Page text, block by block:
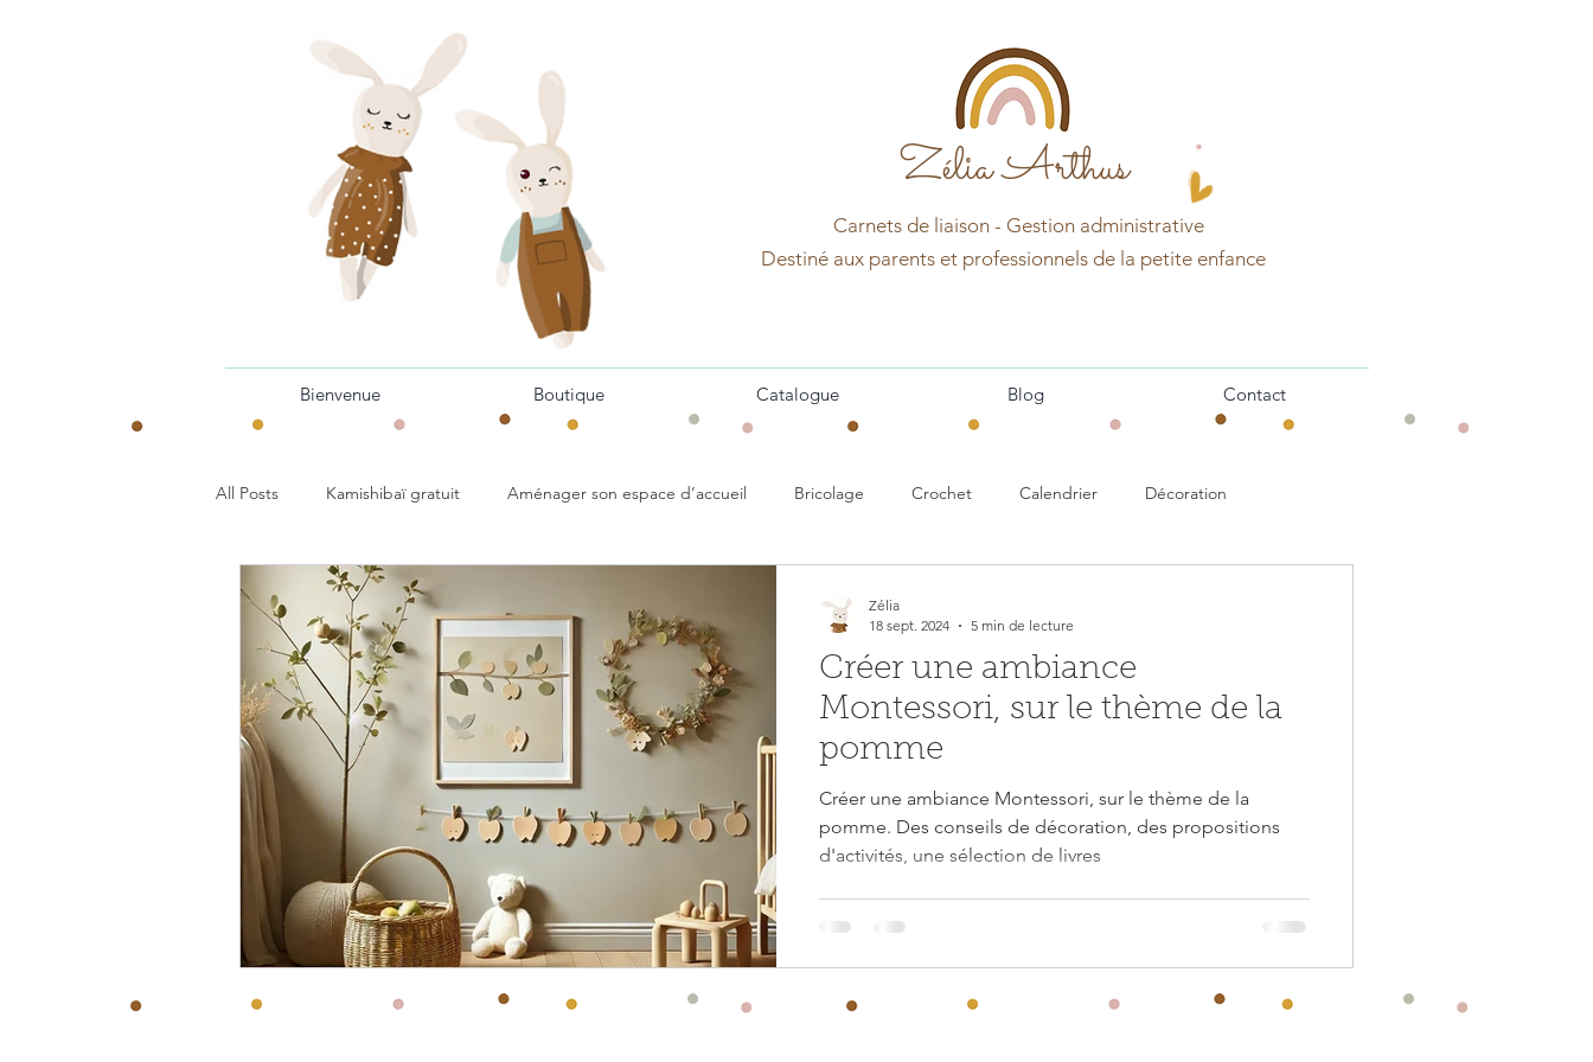
Zélia Arthus
Carnets de liaison - Gestion administrative
Destiné aux parents et professionnels de la petite enfance
Bienvenue Boutique Catalogue Blog Contact
All Posts Kamishibaï gratuit Aménager son espace d’accueil Bricolage Crochet Calendrier Décoration
Organisation Assmat
Créer une ambiance
Montessori, sur le thème de la
pomme
Créer une ambiance Montessori, sur le thème de la
pomme. Des conseils de décoration, des propositions
d'activités, une sélection de livres
Zélia
18 sept. 2024
5 min de lecture